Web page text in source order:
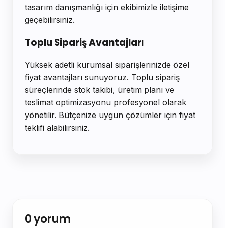
tasarım danışmanlığı için ekibimizle iletişime
geçebilirsiniz.
Toplu Sipariş Avantajları
Yüksek adetli kurumsal siparişlerinizde özel
fiyat avantajları sunuyoruz. Toplu sipariş
süreçlerinde stok takibi, üretim planı ve
teslimat optimizasyonu profesyonel olarak
yönetilir. Bütçenize uygun çözümler için fiyat
teklifi alabilirsiniz.
0 yorum